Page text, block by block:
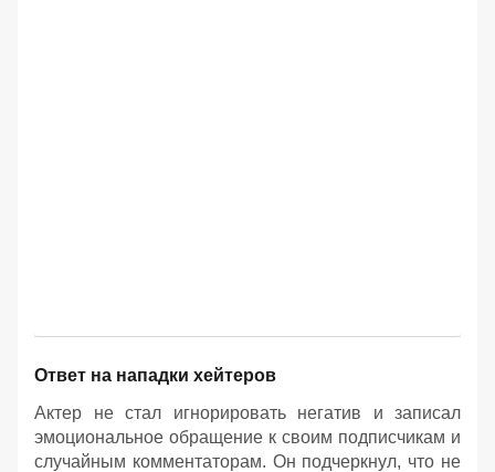
Ответ на нападки хейтеров
Актер не стал игнорировать негатив и записал
эмоциональное обращение к своим подписчикам и
случайным комментаторам. Он подчеркнул, что не